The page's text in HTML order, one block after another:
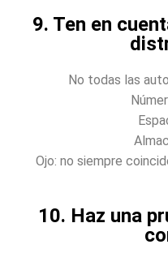
9. Ten en
No todas las
Ojo: no siempre
10. Haz una